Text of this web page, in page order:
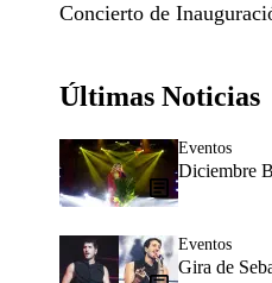
Concierto de
Últimas Noticias
Eventos
Diciembre
Eventos
Gira de